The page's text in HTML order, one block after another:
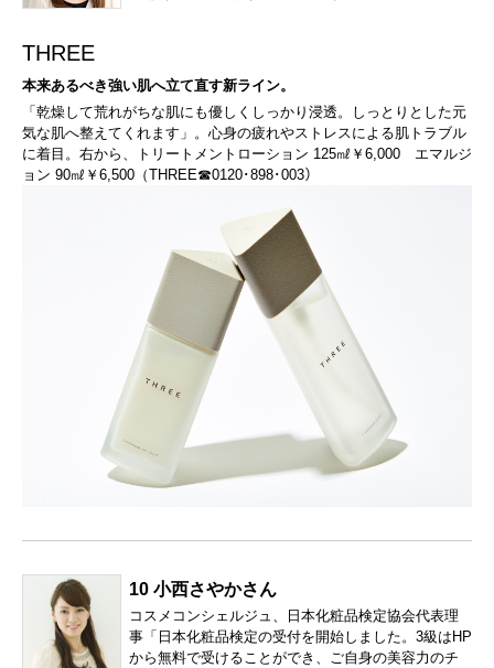
THREE
本来あるべき強い肌へ立て直す新ライン。
「乾燥して荒れがちな肌にも優しくしっかり浸透。しっとりとした元
気な肌へ整えてくれます」。心身の疲れやストレスによる肌トラブル
に着目。右から、トリートメントローション 125㎖￥6,000 エマルジ
ョン 90㎖￥6,500（THREE☎0120･898･003）
10 小西さやかさん
コスメコンシェルジュ、日本化粧品検定協会代表理
事「日本化粧品検定の受付を開始しました。3級はHP
から無料で受けることができ、ご自身の美容力のチ